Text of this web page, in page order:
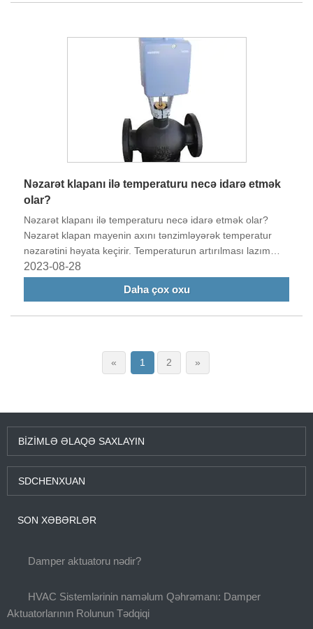
Nəzarət klapanı ilə temperaturu necə idarə etmək
olar?
Nəzarət klapanı ilə temperaturu necə idarə etmək olar?
Nəzarət klapan mayenin axını tənzimləyərək temperatur
nəzarətini həyata keçirir. Temperaturun artırılması lazım
olduqda, nəzarət klapan mayenin axını sürətini artıra və
2023-08-28
Daha çox oxu
« 1 2 »
BIZIMLƏ ƏLAQƏ SAXLAYIN
SDCHENXUAN
SON XƏBƏRLƏR
Damper aktuatoru nədir?
HVAC Sistemlərinin naməlum Qəhrəmanı: Damper
Aktuatorlarının Rolunun Tədqiqi